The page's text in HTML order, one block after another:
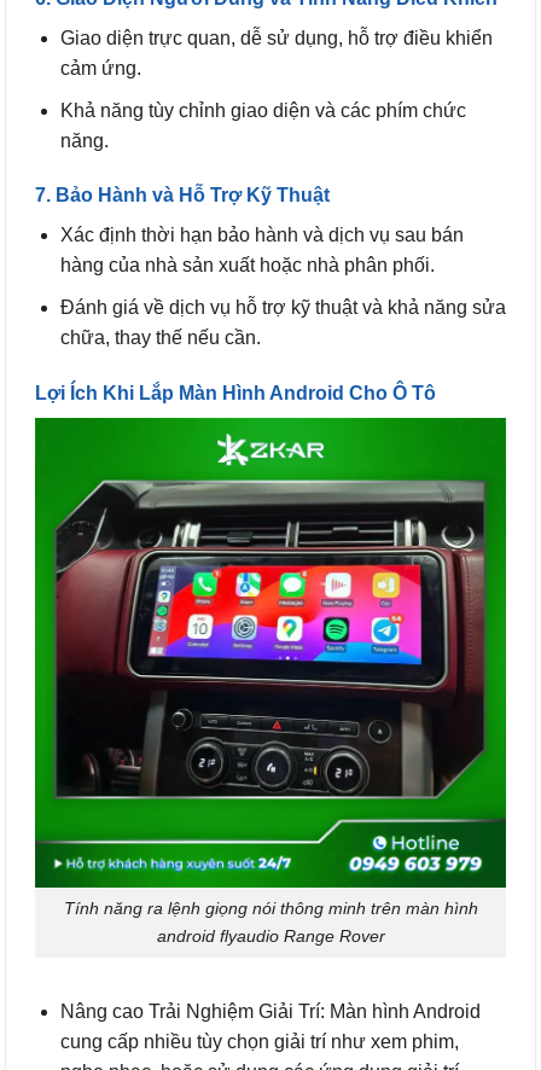
Giao diện trực quan, dễ sử dụng, hỗ trợ điều khiển
cảm ứng.
Khả năng tùy chỉnh giao diện và các phím chức
năng.
7. Bảo Hành và Hỗ Trợ Kỹ Thuật
Xác định thời hạn bảo hành và dịch vụ sau bán
hàng của nhà sản xuất hoặc nhà phân phối.
Đánh giá về dịch vụ hỗ trợ kỹ thuật và khả năng sửa
chữa, thay thế nếu cần.
Lợi Ích Khi Lắp Màn Hình Android Cho Ô Tô
Tính năng ra lệnh giọng nói thông minh trên màn hình
android flyaudio Range Rover
Nâng cao Trải Nghiệm Giải Trí: Màn hình Android
cung cấp nhiều tùy chọn giải trí như xem phim,